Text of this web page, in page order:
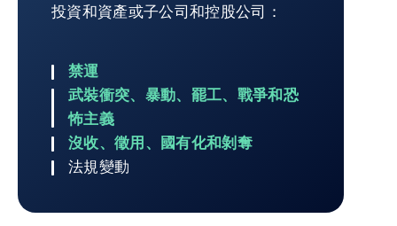
投資和資產或子公司和控股公司：
禁運
武裝衝突、暴動、罷工、戰爭和恐
怖主義
沒收、徵用、國有化和剝奪
法規變動